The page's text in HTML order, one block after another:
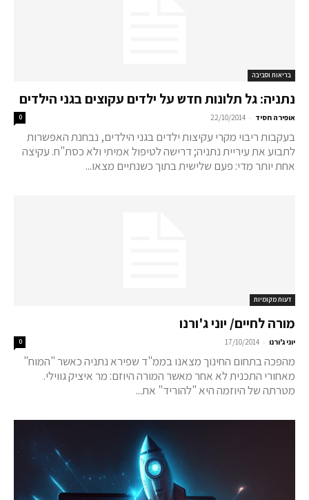
בריאות וסביבה
נתניה: גל תלונות חדש על ילדים עקוצים בגני הילדים
אופירה חסיד -
22/10/2014
0
בעקבות ריבוי מקרי עקיצות ילדים בגני הילדים, נבחנת האפשרות
לתבוע את עיריית נתניה; דרישה לטיפול אמיתי ולא כסת"ח. עקיצה
אחת יותר מדי: פעם שלישית בתוך כשנתיים מצאו...
דעות מקומיות
מורה לחיים/ יוני ג'ורנו
יוני ג'ורנו -
17/10/2014
0
מהפכה בתחום החינוך מצאנו בממ"ד שפירא נתניה כאשר "המוח"
מאחורי התכנית לא אחר מאשר המורה היוזם: מר איציק גווילי.
מטרתה של היוזמה היא "להוריד" את...